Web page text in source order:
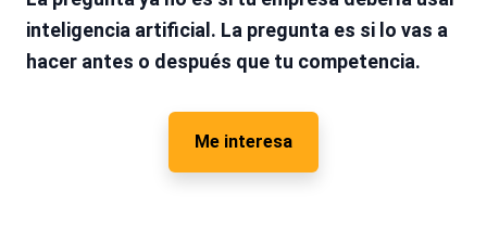
inteligencia artificial. La pregunta es si lo vas a
hacer antes o después que tu competencia.
Me interesa